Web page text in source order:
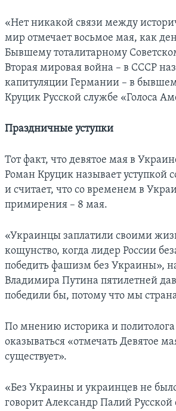
«Нет никакой связи между
мир отмечает восьмое мая, как
Бывшему тоталитарному
Вторая мировая война – в СССР
капитуляции Германии – в
Круцик Русской службе «Голоса
Праздничные уступки
Тот факт, что девятое мая в
Роман Круцик называет уступкой
и считает, что со временем в
примирения – 8 мая.
«Украинцы заплатили своими
кощунство, когда лидер России
победить фашизм без Украины»,
Владимира Путина пятилетней
победили бы, потому что мы
По мнению историка и
оказываться «отмечать Девятое
существует».
«Без Украины и украинцев не
говорит Александр Палий